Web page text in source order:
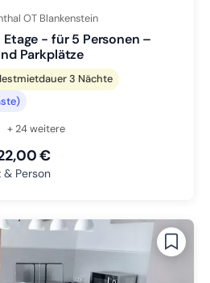
OT Blankenstein
- für 5 Personen –
Parkplätze
3 Nächte
+ 24 weitere
€
Person